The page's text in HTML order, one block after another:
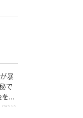
暴
で
稼
2026.8.6